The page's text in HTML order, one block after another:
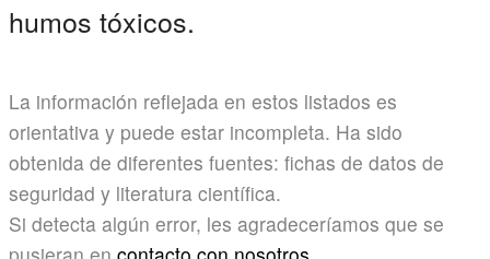
humos tóxicos.
La información reflejada en estos listados es
orientativa y puede estar incompleta. Ha sido
obtenida de diferentes fuentes: fichas de datos de
seguridad y literatura científica.
Si detecta algún error, les agradeceríamos que se